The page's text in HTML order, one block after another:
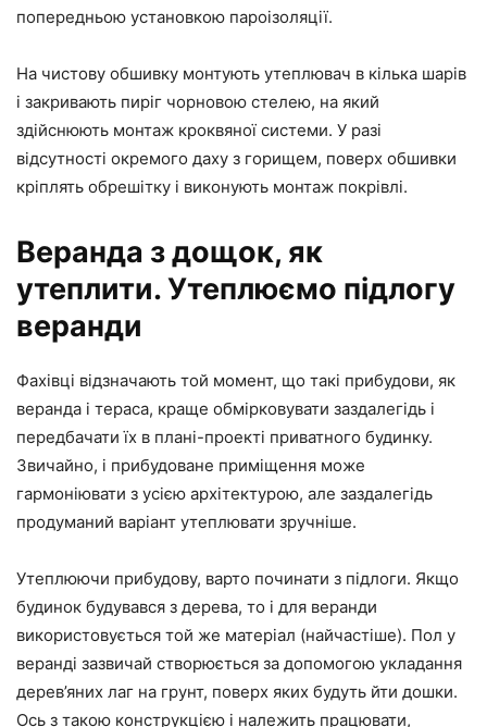
попередньою установкою пароізоляції.
На чистову обшивку монтують утеплювач в кілька шарів
і закривають пиріг чорновою стелею, на який
здійснюють монтаж кроквяної системи. У разі
відсутності окремого даху з горищем, поверх обшивки
кріплять обрешітку і виконують монтаж покрівлі.
Веранда з дощок, як
утеплити. Утеплюємо підлогу
веранди
Фахівці відзначають той момент, що такі прибудови, як
веранда і тераса, краще обмірковувати заздалегідь і
передбачати їх в плані-проекті приватного будинку.
Звичайно, і прибудоване приміщення може
гармоніювати з усією архітектурою, але заздалегідь
продуманий варіант утеплювати зручніше.
Утеплюючи прибудову, варто починати з підлоги. Якщо
будинок будувався з дерева, то і для веранди
використовується той же матеріал (найчастіше). Пол у
веранді зазвичай створюється за допомогою укладання
дерев’яних лаг на грунт, поверх яких будуть йти дошки.
Ось з такою конструкцією і належить працювати,